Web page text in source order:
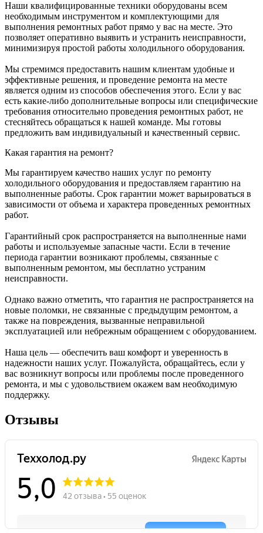
Наши квалифицированные техники оборудованы всем
необходимым инструментом и комплектующими для
выполнения ремонтных работ прямо у вас на месте. Это
позволяет оперативно выявить и устранить неисправности,
минимизируя простой работы холодильного оборудования.
Мы стремимся предоставить нашим клиентам удобные и
эффективные решения, и проведение ремонта на месте
является одним из способов обеспечения этого. Если у вас
есть какие-либо дополнительные вопросы или специфические
требования относительно проведения ремонтных работ, не
стесняйтесь обращаться к нашей команде. Мы готовы
предложить вам индивидуальный и качественный сервис.
Какая гарантия на ремонт?
Мы гарантируем качество наших услуг по ремонту
холодильного оборудования и предоставляем гарантию на
выполненные работы. Срок гарантии может варьироваться в
зависимости от объема и характера проведенных ремонтных
работ.
Гарантийный срок распространяется на выполненные нами
работы и используемые запасные части. Если в течение
периода гарантии возникают проблемы, связанные с
выполненным ремонтом, мы бесплатно устраним
неисправности.
Однако важно отметить, что гарантия не распространяется на
новые поломки, не связанные с предыдущим ремонтом, а
также на повреждения, вызванные неправильной
эксплуатацией или небрежным обращением с оборудованием.
Наша цель — обеспечить ваш комфорт и уверенность в
надежности наших услуг. Пожалуйста, обращайтесь, если у
вас возникнут вопросы или проблемы после проведенного
ремонта, и мы с удовольствием окажем вам необходимую
поддержку.
Отзывы